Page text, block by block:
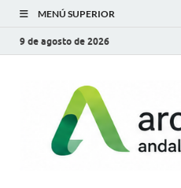
MENÚ SUPERIOR
9 de agosto de 2026